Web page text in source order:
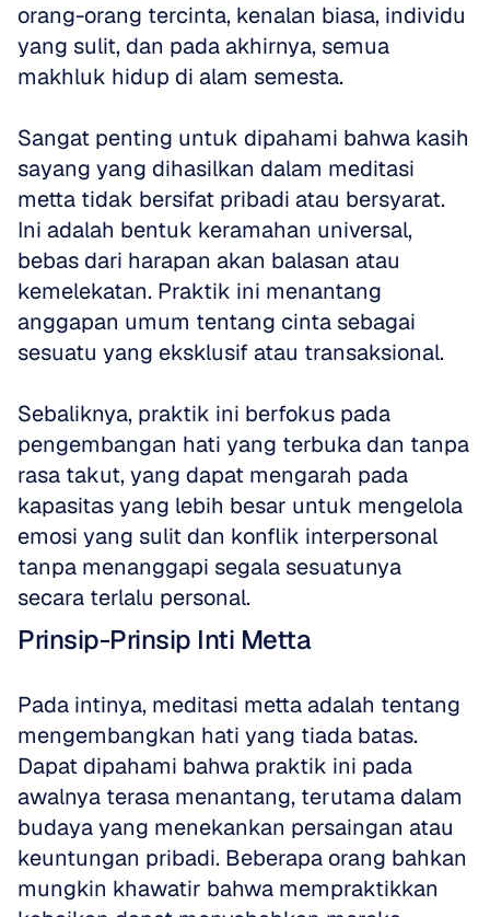
orang-orang tercinta, kenalan biasa, individu
yang sulit, dan pada akhirnya, semua
makhluk hidup di alam semesta.
Sangat penting untuk dipahami bahwa kasih
sayang yang dihasilkan dalam meditasi
metta tidak bersifat pribadi atau bersyarat.
Ini adalah bentuk keramahan universal,
bebas dari harapan akan balasan atau
kemelekatan. Praktik ini menantang
anggapan umum tentang cinta sebagai
sesuatu yang eksklusif atau transaksional.
Sebaliknya, praktik ini berfokus pada
pengembangan hati yang terbuka dan tanpa
rasa takut, yang dapat mengarah pada
kapasitas yang lebih besar untuk mengelola
emosi yang sulit dan konflik interpersonal
tanpa menanggapi segala sesuatunya
secara terlalu personal.
Prinsip-Prinsip Inti Metta
Pada intinya, meditasi metta adalah tentang
mengembangkan hati yang tiada batas.
Dapat dipahami bahwa praktik ini pada
awalnya terasa menantang, terutama dalam
budaya yang menekankan persaingan atau
keuntungan pribadi. Beberapa orang bahkan
mungkin khawatir bahwa mempraktikkan